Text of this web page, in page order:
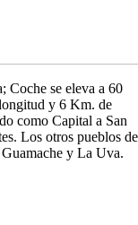
Coche se eleva a 60
y 6 Km. de
como Capital a San
Los otros pueblos de
y La Uva.